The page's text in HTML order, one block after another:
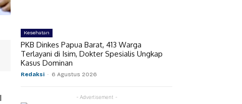
Kesehatan
PKB Dinkes Papua Barat, 413 Warga
Terlayani di Isim, Dokter Spesialis Ungkap
Kasus Dominan
Redaksi - 6 Agustus 2026
- Advertisement -